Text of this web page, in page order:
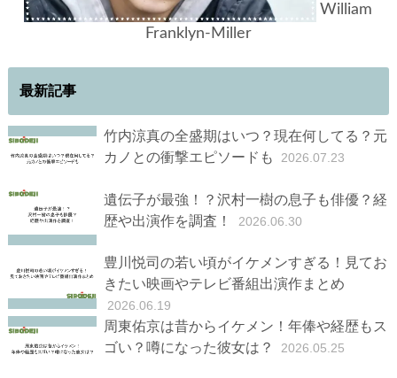
William
Franklyn-Miller
最新記事
竹内涼真の全盛期はいつ？現在何してる？元
カノとの衝撃エピソードも
2026.07.23
遺伝子が最強！？沢村一樹の息子も俳優？経
歴や出演作を調査！
2026.06.30
豊川悦司の若い頃がイケメンすぎる！見てお
きたい映画やテレビ番組出演作まとめ
2026.06.19
周東佑京は昔からイケメン！年俸や経歴もス
ゴい？噂になった彼女は？
2026.05.25